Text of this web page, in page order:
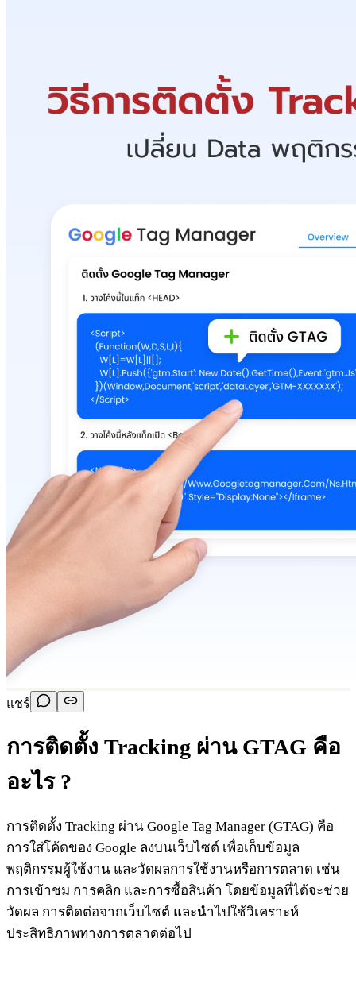
แชร์
การติดตั้ง Tracking ผ่าน GTAG คือ
อะไร ?
การติดตั้ง Tracking ผ่าน Google Tag Manager (GTAG) คือ
การใส่โค้ดของ Google ลงบนเว็บไซต์ เพื่อเก็บข้อมูล
พฤติกรรมผู้ใช้งาน และวัดผลการใช้งานหรือการตลาด เช่น
การเข้าชม การคลิก และการซื้อสินค้า โดยข้อมูลที่ได้จะช่วย
วัดผล การติดต่อจากเว็บไซต์ และนำไปใช้วิเคราะห์
ประสิทธิภาพทางการตลาดต่อไป